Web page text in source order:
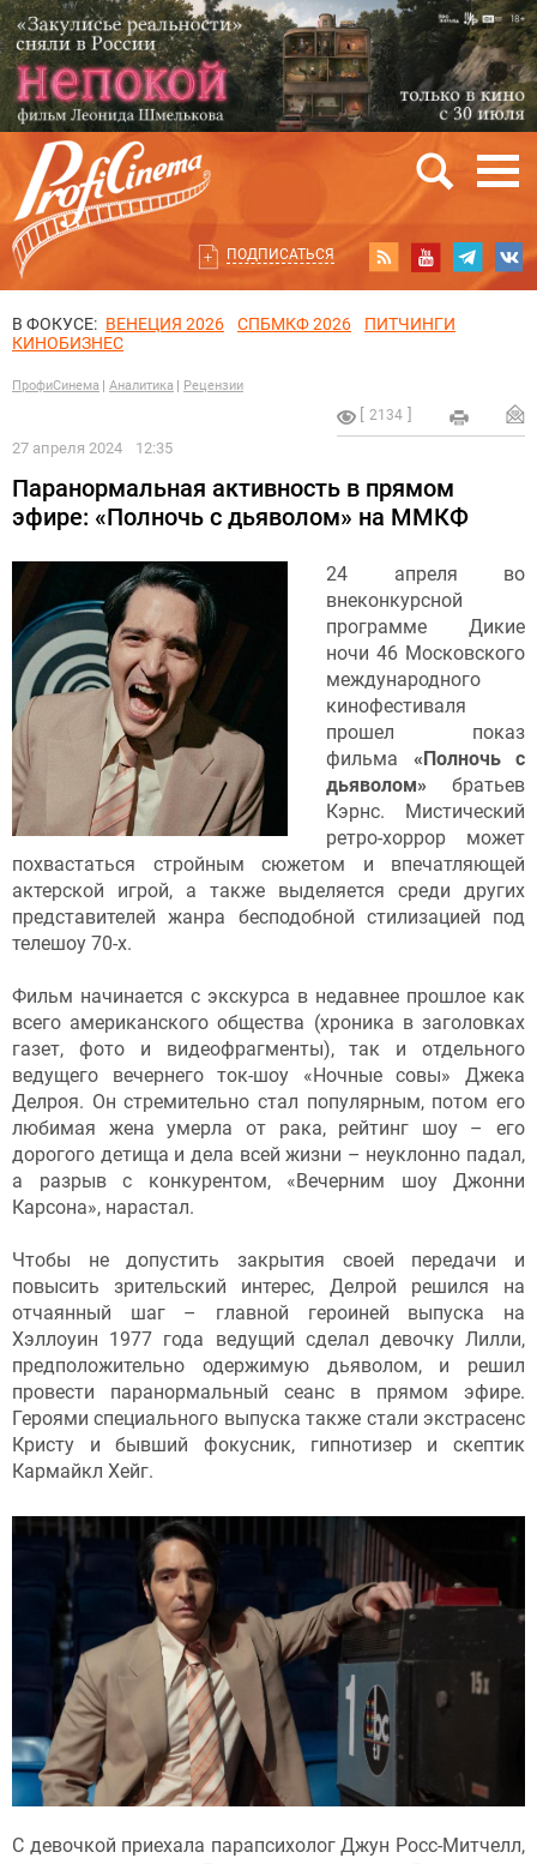
ПОДПИСАТЬСЯ
В ФОКУСЕ: ВЕНЕЦИЯ 2026 СПБМКФ 2026
ПИТЧИНГИ
КИНОБИЗНЕС
ПрофиСинема Аналитика Рецензии
2134
27 апреля 2024 12:35
Паранормальная активность в прямом
эфире: «Полночь с дьяволом» на ММКФ
24 апреля во
внеконкурсной
программе Дикие
ночи 46 Московского
международного
кинофестиваля
прошел показ
фильма «Полночь с
дьяволом» братьев
Кэрнс. Мистический
ретро-хоррор может
похвастаться стройным сюжетом и впечатляющей
актерской игрой, а также выделяется среди других
представителей жанра бесподобной стилизацией под
телешоу 70-х.
Фильм начинается с экскурса в недавнее прошлое как
всего американского общества (хроника в заголовках
газет, фото и видеофрагменты), так и отдельного
ведущего вечернего ток-шоу «Ночные совы» Джека
Делроя. Он стремительно стал популярным, потом его
любимая жена умерла от рака, рейтинг шоу – его
дорогого детища и дела всей жизни – неуклонно падал,
а разрыв с конкурентом, «Вечерним шоу Джонни
Карсона», нарастал.
Чтобы не допустить закрытия своей передачи и
повысить зрительский интерес, Делрой решился на
отчаянный шаг – главной героиней выпуска на
Хэллоуин 1977 года ведущий сделал девочку Лилли,
предположительно одержимую дьяволом, и решил
провести паранормальный сеанс в прямом эфире.
Героями специального выпуска также стали экстрасенс
Кристу и бывший фокусник, гипнотизер и скептик
Кармайкл Хейг.
С девочкой приехала парапсихолог Джун Росс-Митчелл,